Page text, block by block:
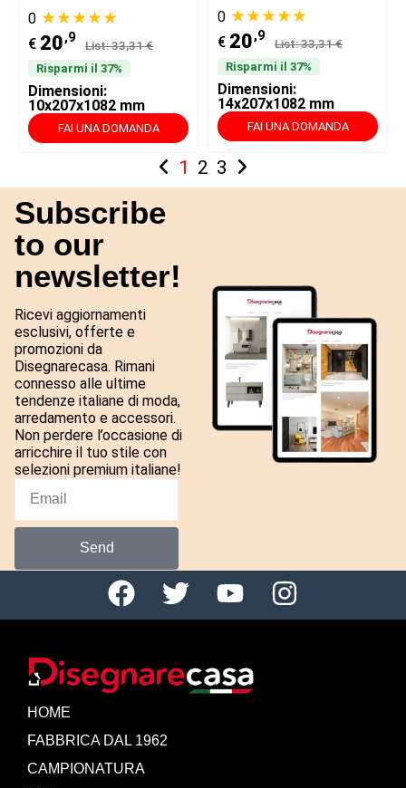
0 ★★★★★
€ 20,9 List: 33,31 €
Risparmi il 37%
Dimensioni:
10x207x1082 mm
FAI UNA DOMANDA
0 ★★★★★
€ 20,9 List: 33,31 €
Risparmi il 37%
Dimensioni:
14x207x1082 mm
FAI UNA DOMANDA
1 2 3
Subscribe
to our
newsletter!
Ricevi aggiornamenti
esclusivi, offerte e
promozioni da
Disegnarecasa. Rimani
connesso alle ultime
tendenze italiane di moda,
arredamento e accessori.
Non perdere l’occasione di
arricchire il tuo stile con
selezioni premium italiane!
Send
HOME
FABBRICA DAL 1962
CAMPIONATURA